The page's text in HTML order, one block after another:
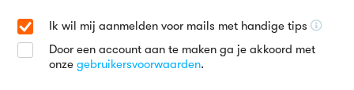
Ik wil mij aanmelden voor mails met handige tips
Door een account aan te maken ga je akkoord met
onzegebruikersvoorwaarden.